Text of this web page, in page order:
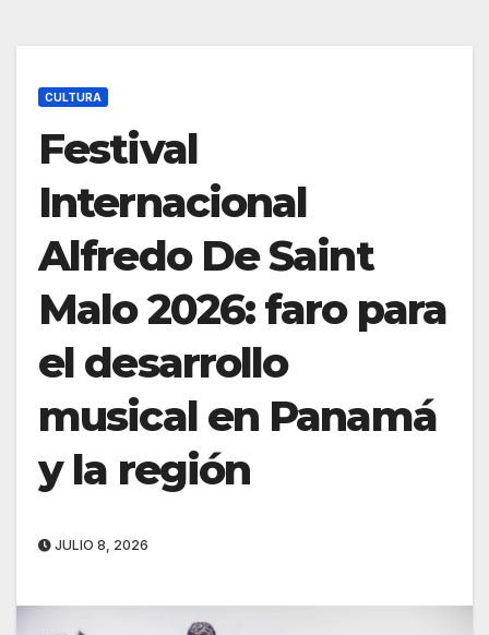
CULTURA
Festival
Internacional
Alfredo De Saint
Malo 2026: faro para
el desarrollo
musical en Panamá
y la región
JULIO 8, 2026